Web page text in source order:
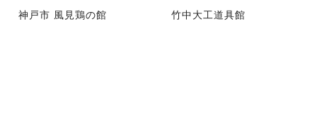
神戸市 風見鶏の館 竹中大工道具館